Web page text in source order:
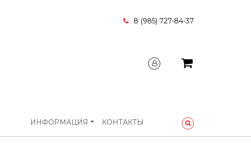
8 (985) 727-84-37
ИНФОРМАЦИЯ КОНТАКТЫ